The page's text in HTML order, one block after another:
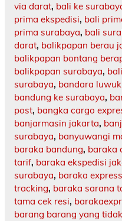
via darat, bali ke
prima ekspedisi, bali
prima surabaya, bali
darat, balikpapan berau
balikpapan bontang
balikpapan surabaya,
surabaya, bandara
bandung ke surabaya,
post, bangka cargo
banjarmasin jakarta,
surabaya, banyuwangi
baraka bandung, baraka
tarif, baraka ekspedisi
surabaya, baraka
tracking, baraka sarana
tama cek resi,
barang barang yang